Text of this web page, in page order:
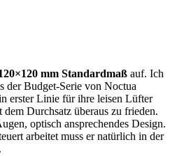
mm Standardmaß auf. Ich
der Budget-Serie von Noctua
erster Linie für ihre leisen Lüfter
Durchsatz überaus zu frieden.
optisch ansprechendes Design.
arbeitet muss er natürlich in der